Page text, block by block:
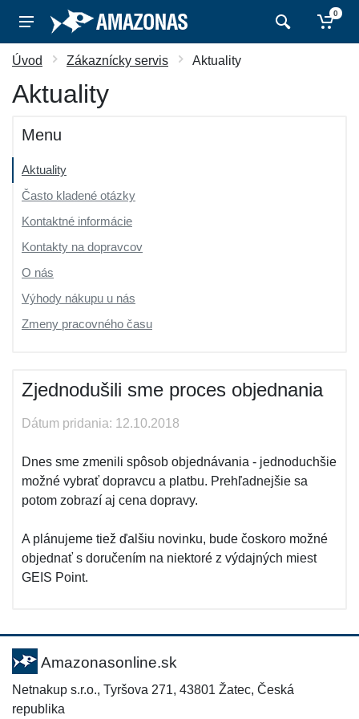
0
Úvod Zákaznícky servis Aktuality
Aktuality
Menu
Aktuality
Často kladené otázky
Kontaktné informácie
Kontakty na dopravcov
O nás
Výhody nákupu u nás
Zmeny pracovného času
Zjednodušili sme proces objednania
Dátum pridania: 12.10.2018
Dnes sme zmenili spôsob objednávania - jednoduchšie
možné vybrať dopravcu a platbu. Prehľadnejšie sa
potom zobrazí aj cena dopravy.
A plánujeme tiež ďalšiu novinku, bude čoskoro možné
objednať s doručením na niektoré z výdajných miest
GEIS Point.
Amazonasonline.sk
Netnakup s.r.o., Tyršova 271, 43801 Žatec, Česká
republika